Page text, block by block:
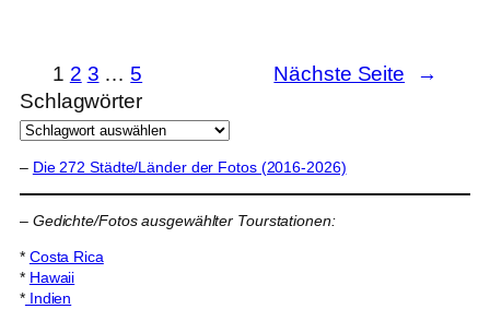
1 2 3 … 5 Nächste Seite
→
Schlagwörter
– Die 272 Städte/Länder der Fotos (2016-2026)
– Gedichte/Fotos ausgewählter Tourstationen:
* Costa Rica
* Hawaii
*Indien